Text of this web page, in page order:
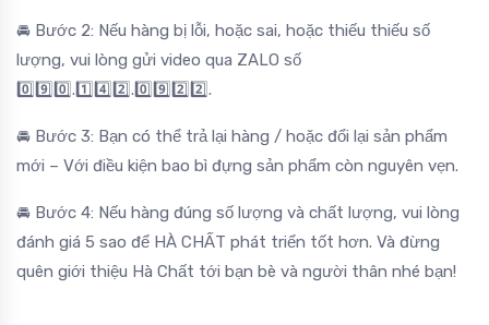
🚘 Bước 2: Nếu hàng bị lỗi, hoặc sai, hoặc thiếu thiếu số
lượng, vui lòng gửi video qua ZALO số
0️⃣9️⃣0️⃣.1️⃣4️⃣2️⃣.0️⃣9️⃣2️⃣2️⃣.
🚘 Bước 3: Bạn có thể trả lại hàng / hoặc đổi lại sản phẩm
mới – Với điều kiện bao bì đựng sản phẩm còn nguyên vẹn.
🚘 Bước 4: Nếu hàng đúng số lượng và chất lượng, vui lòng
đánh giá 5 sao để HÀ CHẤT phát triển tốt hơn. Và đừng
quên giới thiệu Hà Chất tới bạn bè và người thân nhé bạn!